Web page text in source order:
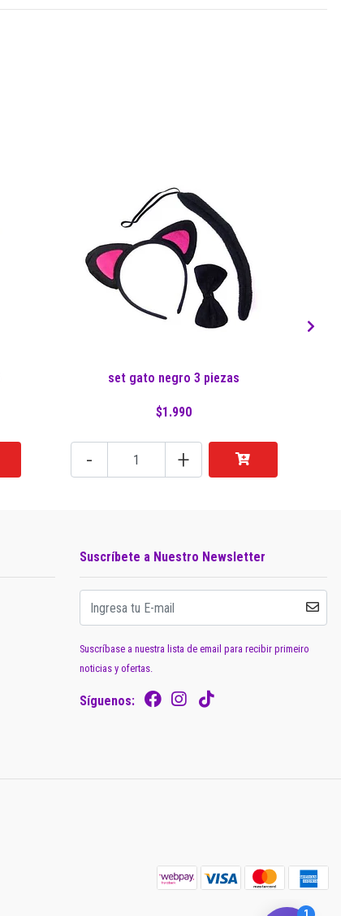
set gato negro 3 piezas
$1.990
- +
Suscríbete a Nuestro Newsletter
Suscríbase a nuestra lista de email para recibir primeiro
noticias y ofertas.
Síguenos: